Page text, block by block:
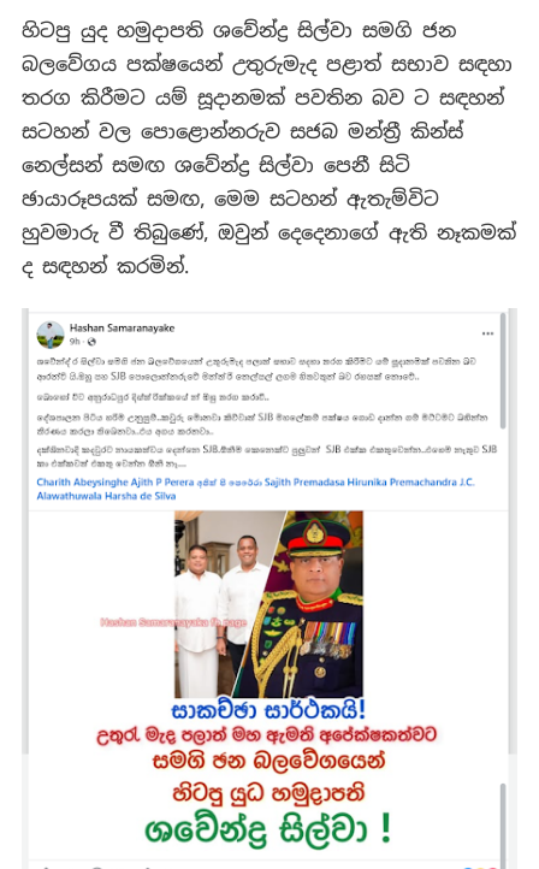
හිටපු යුද හමුදාපති ශවේන්ද්‍ර සිල්වා සමගි ජන
බලවේගය පක්ෂයෙන් උතුරුමැද පළාත් සභාව සඳහා
තරග කිරීමට යම් සූදානමක් පවතින බව ට සඳහන්
සටහන් වල පොළොන්නරුව සජබ මන්ත්‍රී කින්ස්
නෙල්සන් සමඟ ශවේන්ද්‍ර සිල්වා පෙනී සිටි
ඡායාරූපයක් සමඟ, මෙම සටහන් ඇතැම්විට
හුවමාරු වී තිබුණේ, ඔවුන් දෙදෙනාගේ ඇති නෑකමක්
ද සඳහන් කරමින්.